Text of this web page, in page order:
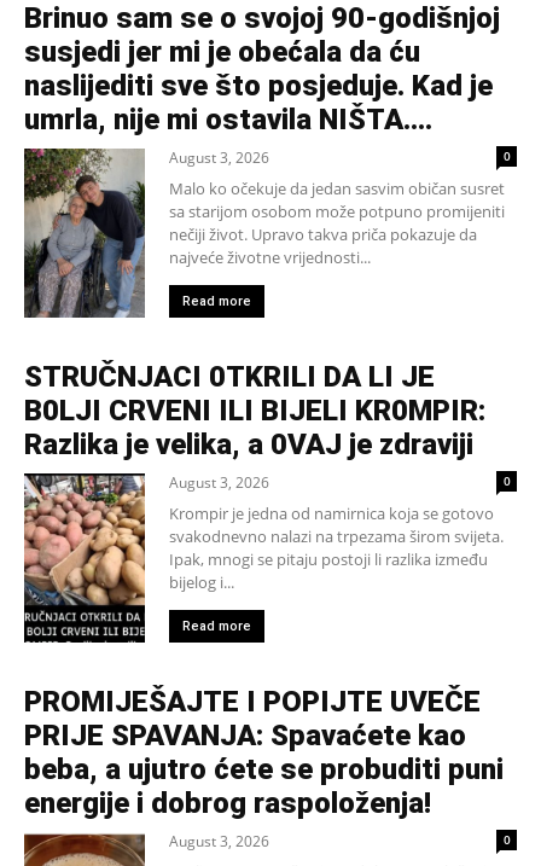
Brinuo sam se o svojoj 90-godišnjoj
susjedi jer mi je obećala da ću
naslijediti sve što posjeduje. Kad je
umrla, nije mi ostavila NIŠTA....
August 3, 2026 0
Malo ko očekuje da jedan sasvim običan susret
sa starijom osobom može potpuno promijeniti
nečiji život. Upravo takva priča pokazuje da
najveće životne vrijednosti...
Read more
STRUČNJACI 0TKRILI DA LI JE
B0LJI CRVENI ILI BIJELI KR0MPIR:
Razlika je velika, a 0VAJ je zdraviji
August 3, 2026 0
Krompir je jedna od namirnica koja se gotovo
svakodnevno nalazi na trpezama širom svijeta.
Ipak, mnogi se pitaju postoji li razlika između
bijelog i...
Read more
PROMIJEŠAJTE I POPIJTE UVEČE
PRIJE SPAVANJA: Spavaćete kao
beba, a ujutro ćete se probuditi puni
energije i dobrog raspoloženja!
August 3, 2026 0